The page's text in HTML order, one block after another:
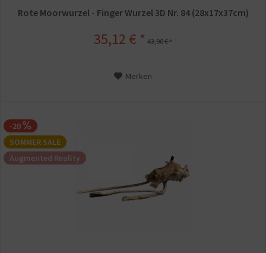
Rote Moorwurzel - Finger Wurzel 3D Nr. 84 (28x17x37cm)
35,12 € * 43,90 € *
Merken
-20
SOMMER SALE
Augmented Reality